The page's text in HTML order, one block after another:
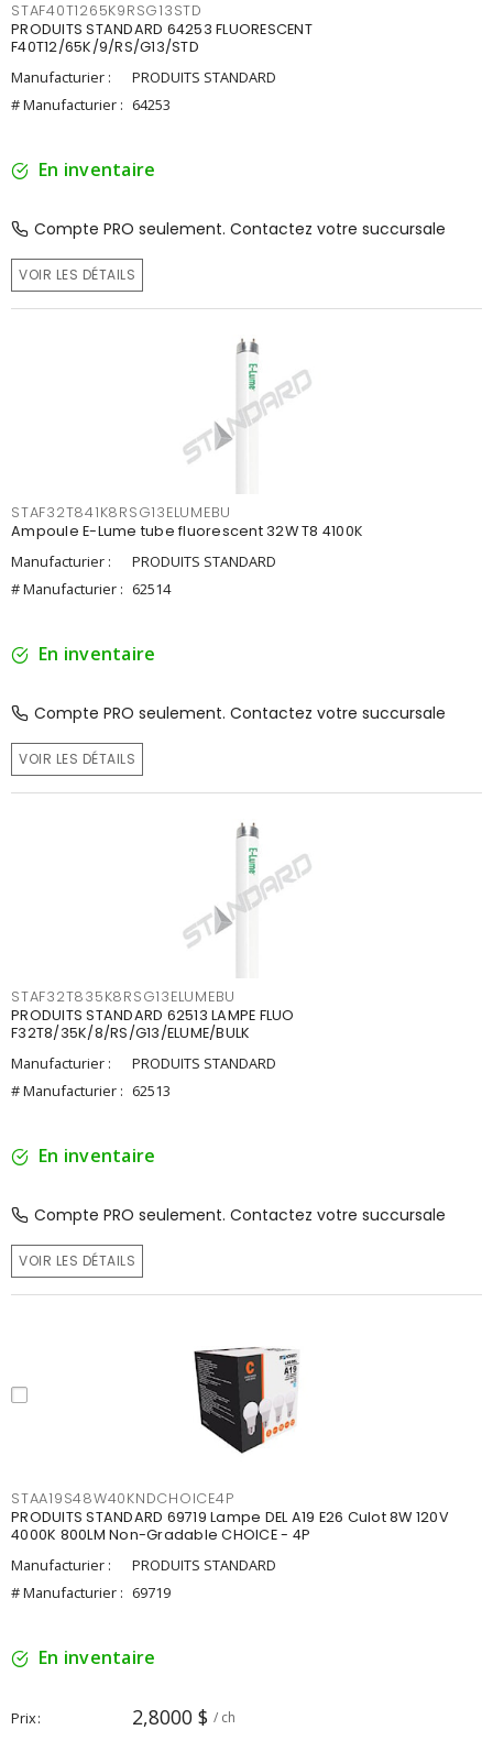
STAF40T1265K9RSG13STD
PRODUITS STANDARD 64253 FLUORESCENT
F40T12/65K/9/RS/G13/STD
Manufacturier :
PRODUITS STANDARD
# Manufacturier : 64253
En inventaire
Compte PRO seulement. Contactez votre succursale
VOIR LES DÉTAILS
STAF32T841K8RSG13ELUMEBU
Ampoule E-Lume tube fluorescent 32W T8 4100K
Manufacturier :
PRODUITS STANDARD
# Manufacturier : 62514
En inventaire
Compte PRO seulement. Contactez votre succursale
VOIR LES DÉTAILS
STAF32T835K8RSG13ELUMEBU
PRODUITS STANDARD 62513 LAMPE FLUO
F32T8/35K/8/RS/G13/ELUME/BULK
Manufacturier :
PRODUITS STANDARD
# Manufacturier : 62513
En inventaire
Compte PRO seulement. Contactez votre succursale
VOIR LES DÉTAILS
STAA19S48W40KNDCHOICE4P
PRODUITS STANDARD 69719 Lampe DEL A19 E26 Culot 8W 120V
4000K 800LM Non-Gradable CHOICE - 4P
Manufacturier :
PRODUITS STANDARD
# Manufacturier : 69719
En inventaire
Prix 2,8000 $ / ch